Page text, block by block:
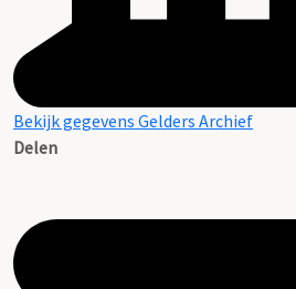
Bekijk gegevens Gelders Archief
Delen